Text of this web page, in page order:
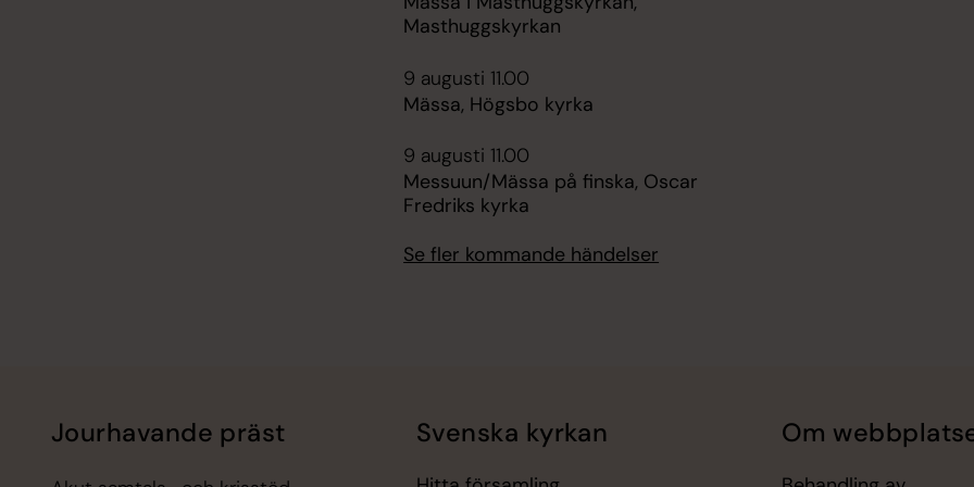
Masthuggskyrkan
9 augusti 11.00
Mässa, Högsbo kyrka
9 augusti 11.00
Messuun/Mässa på finska, Oscar
Fredriks kyrka
Se fler kommande händelser
Jourhavande präst Svenska kyrkan Om